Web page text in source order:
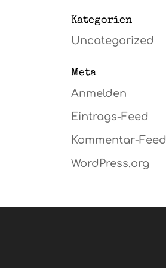
Kategorien
Uncategorized
Meta
Anmelden
Eintrags-Feed
Kommentar-Feed
WordPress.org